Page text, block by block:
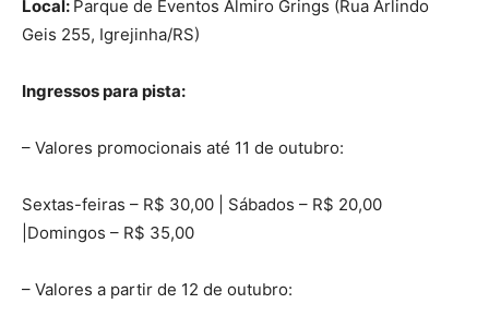
Local: Parque de Eventos Almiro Grings (Rua Arlindo
Geis 255, Igrejinha/RS)
Ingressos para pista:
– Valores promocionais até 11 de outubro:
Sextas-feiras – R$ 30,00 | Sábados – R$ 20,00
|Domingos – R$ 35,00
– Valores a partir de 12 de outubro: